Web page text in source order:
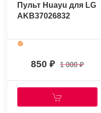
Пульт Huayu для LG
AKB37026832
850 1 000